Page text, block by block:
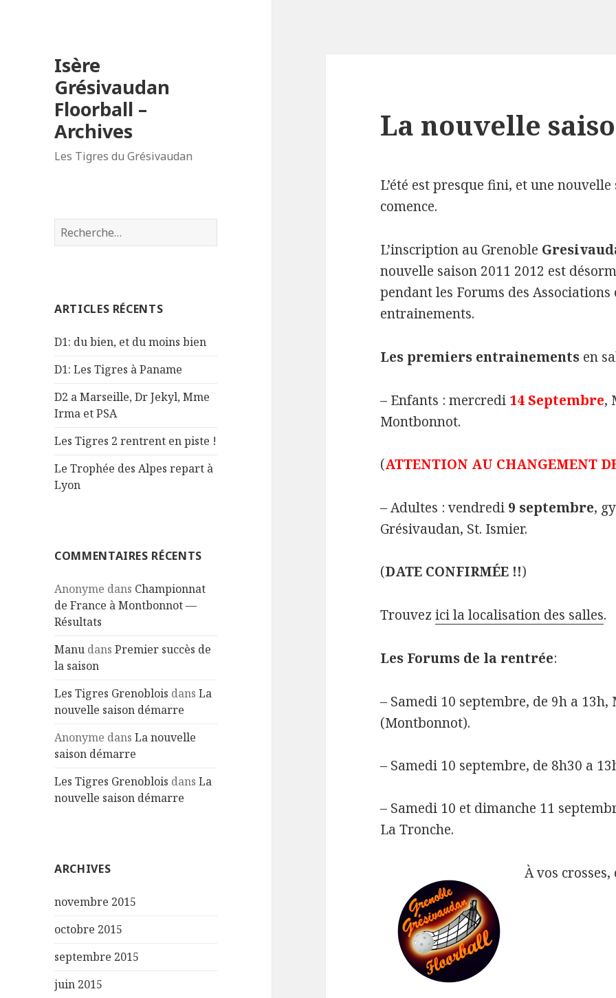
Isère
Grésivaudan
Floorball –
Archives
Les Tigres du Grésivaudan
R
e
r
h
r
:
ARTICLES RÉCENTS
D1: du bien, et du moins bien
D1: Les Tigres à Paname
D2 a Marseille, Dr Jekyl, Mme
Irma et PSA
Les Tigres 2 rentrent en piste !
Le Trophée des Alpes repart à
Lyon
COMMENTAIRES RÉCENTS
Anonyme dans Championnat
de France à Montbonnot —
Résultats
Manu dansPremier succès de
la saison
Les Tigres Grenoblois dansLa
nouvelle saison démarre
Anonyme dansLa nouvelle
saison démarre
Les Tigres Grenoblois dansLa
nouvelle saison démarre
ARCHIVES
novembre 2015
octobre 2015
septembre 2015
juin 2015
La nouvelle
L’été est presque fini, et une
comence.
L’inscription au Grenoble
nouvelle saison 2011 2012 est
pendant les Forums des
entrainements.
Les premiers entrainements en
– Enfants : mercredi 14 Septembre,
Montbonnot.
(ATTENTION AU CHANGEMENT
– Adultes : vendredi 9 septembre,
Grésivaudan, St. Ismier.
(DATE CONFIRMÉE !!)
Trouvezici la localisation des salles.
Les Forums de la rentrée:
– Samedi 10 septembre, de 9h a 13h,
(Montbonnot).
– Samedi 10 septembre, de 8h30 a
– Samedi 10 et dimanche 11
La Tronche.
À vos crosses,